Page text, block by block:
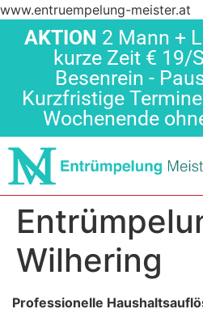
www.entruempelung-meister.at
AKTION 2 Mann +
kurze Zeit € 19/
Besenrein -
Kurzfristige
Wochenende
Wilhering
Professionelle